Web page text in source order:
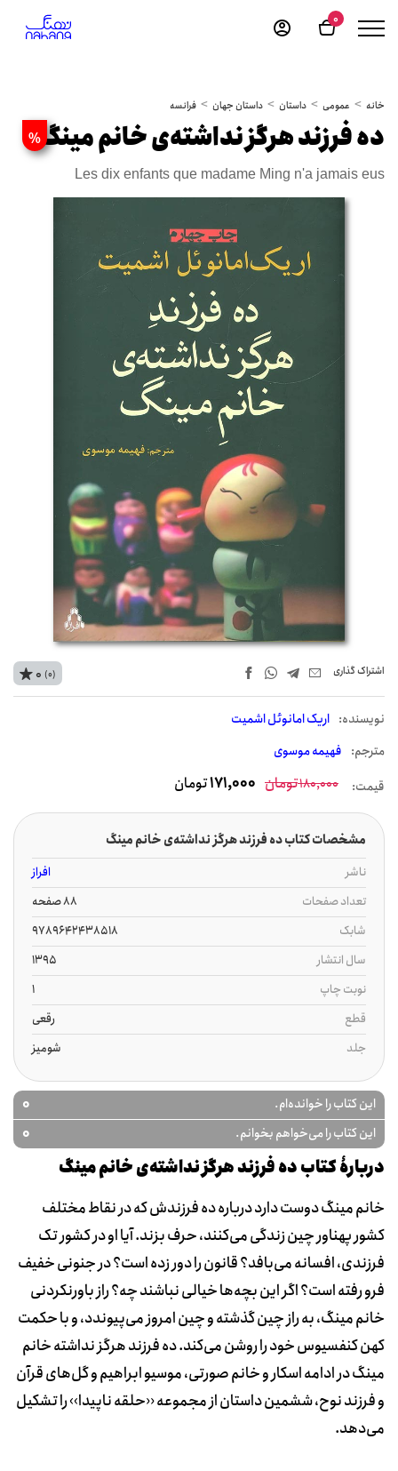
0
خانه عمومی داستان داستان جهان فرانسه
%ده فرزند هرگز نداشته‌ی خانم مینگ
Les dix enfants que madame Ming n'a jamais eus
اشتراک‌ گذاری
نويسنده: اریک امانوئل اشمیت
مترجم: فهیمه موسوی
0 (0)
قیمت: 180,000تومان 171,000تومان
مشخصات کتاب ده فرزند هرگز نداشته‌ی خانم مینگ
ناشر
افراز
تعداد صفحات
88 صفحه
شابک
9789642438518
سال انتشار
1395
نوبت چاپ
1
قطع
رقعی
جلد
شومیز
این کتاب را خوانده‌ام. 0
این کتاب را می‌خواهم بخوانم. 0
دربارۀ کتاب ده فرزند هرگز نداشته‌ی خانم مینگ
خانم مینگ دوست دارد درباره ده فرزندش که در نقاط مختلف
کشور پهناور چین زندگی می‌کنند، حرف بزند. آیا او در کشور تک
فرزندی، افسانه می‌بافد؟ قانون را دور زده است؟ در جنونی خفیف
فرو رفته است؟ اگر این بچه‌ها خیالی نباشند چه؟ راز باورنکردنی
خانم مینگ، به راز چین گذشته و چین امروز می‌پیوندد، و با حکمت
کهن کنفسیوس خود را روشن می‌کند. ده فرزند هرگز نداشته خانم
مینگ در ادامه اسکار و خانم صورتی، موسیو ابراهیم و گل‌های قرآن
و فرزند نوح، ششمین داستان از مجموعه ‹‹حلقه ناپیدا›› را تشکیل
می‌دهد.